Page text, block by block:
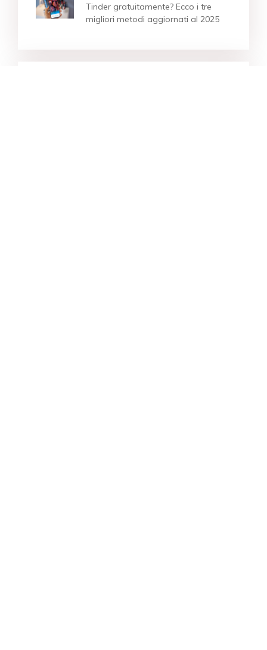
Tinder gratuitamente? Ecco i tre
migliori metodi aggiornati al 2025